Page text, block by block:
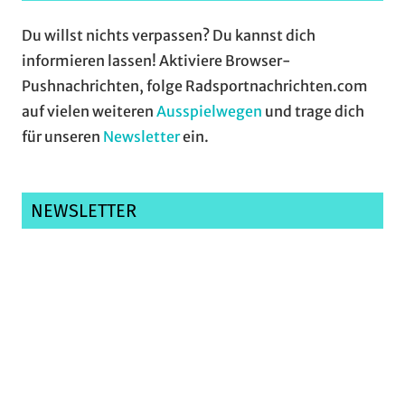
Du willst nichts verpassen? Du kannst dich
informieren lassen! Aktiviere Browser-
Pushnachrichten, folge Radsportnachrichten.com
auf vielen weiteren Ausspielwegen und trage dich
für unseren Newsletterein.
NEWSLETTER